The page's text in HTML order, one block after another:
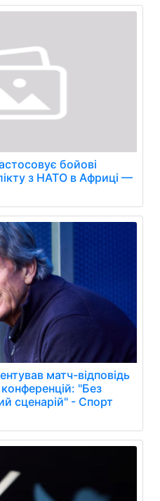
бойові
з НАТО в Африці —
матч-відповідь
"Без
сценарій" - Спорт